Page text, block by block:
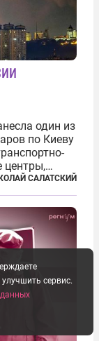
один из
по Киеву
центры,
и
САЛАТСКИЙ
сервис.